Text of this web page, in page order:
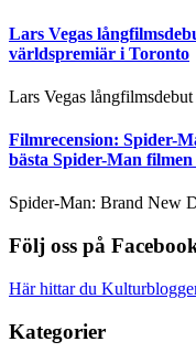
Lars Vegas
världspremiär i Toronto
Lars Vegas
Filmrecension: Spider-
bästa Spider-Man filmen
Spider-Man: Brand New
Följ oss på
Här hittar du
Kategorier